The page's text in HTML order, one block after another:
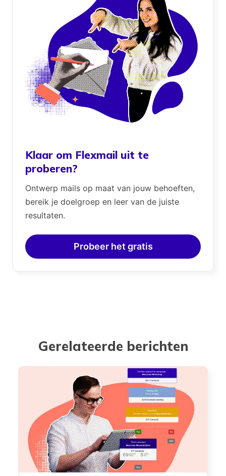
Klaar om Flexmail uit te
proberen?
Ontwerp mails op maat van jouw behoeften,
bereik je doelgroep en leer van de juiste
resultaten.
Probeer het gratis
Gerelateerde berichten